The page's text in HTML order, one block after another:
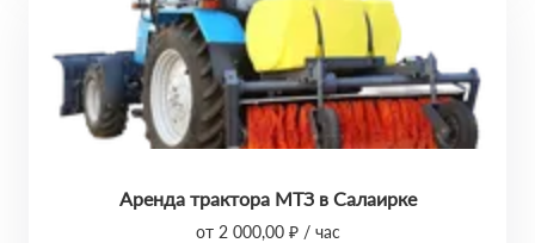
Аренда трактора МТЗ в Салаирке
от 2 000,00 ₽ / час